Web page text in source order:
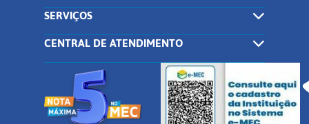
SERVIÇOS
CENTRAL DE ATENDIMENTO